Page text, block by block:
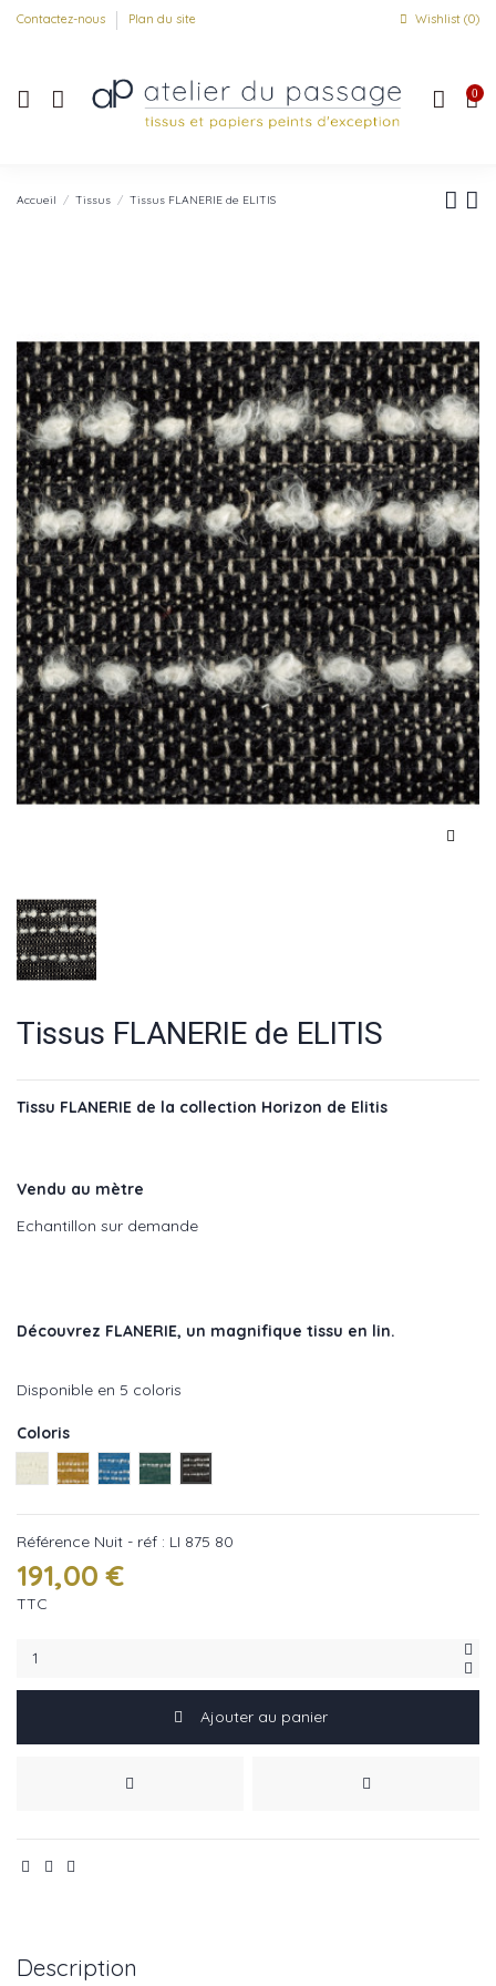
Contactez-nous Plan du site Wishlist (0)
0
Accueil Tissus Tissus FLANERIE de ELITIS
Tissus FLANERIE de ELITIS
Tissu FLANERIE de la collection Horizon de Elitis
Vendu au mètre
Echantillon sur demande
Découvrez FLANERIE, un magnifique tissu en lin.
Disponible en 5 coloris
Coloris
Aube - réf : LI 875 01
Dore - réf : LI 875 22
Bleu - réf : LI 875 40
Etangs - réf : LI 875 41
Nuit - réf : LI 875 80
Référence Nuit - réf : LI 875 80
191,00 €
TTC
Ajouter au panier
Description